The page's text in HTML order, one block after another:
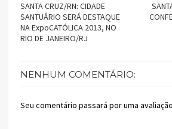
SANTA CRUZ/RN: CIDADE
SANTUÁRIO SERÁ DESTAQUE
NA ExpoCATÓLICA 2013, NO
RIO DE JANEIRO/RJ
NENHUM COMENTÁRIO:
Seu comentário passará por uma